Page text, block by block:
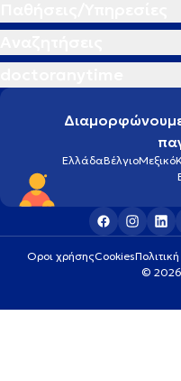
ΕλλάδαΒέλγιοΜεξικό
Οροι χρήσηςCookies
©